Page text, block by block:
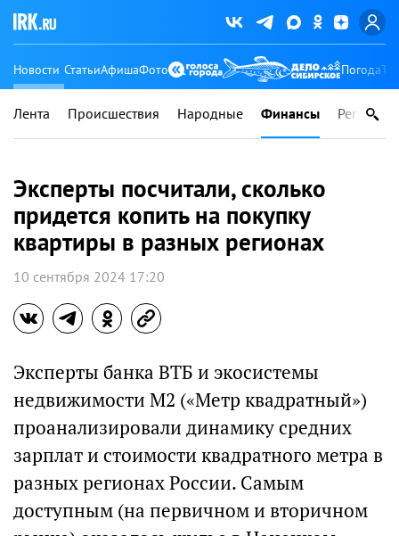
Новости СтатьиАфишаФото Погода
Лента Происшествия Народные Финансы Регионы
Эксперты посчитали, сколько
придется копить на покупку
квартиры в разных регионах
10 сентября 2024 17:20
Эксперты банка ВТБ и экосистемы
недвижимости М2 («Метр квадратный»)
проанализировали динамику средних
зарплат и стоимости квадратного метра в
разных регионах России. Самым
доступным (на первичном и вторичном